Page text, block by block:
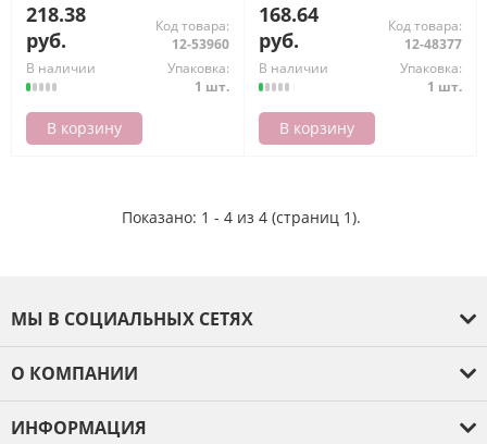
218.38
руб.
Код товара:
12-53960
В наличии
Упаковка:
1 шт.
В корзину
168.64
руб.
Код товара:
12-48377
В наличии
Упаковка:
1 шт.
В корзину
Показано: 1 - 4 из 4 (страниц 1).
МЫ В СОЦИАЛЬНЫХ СЕТЯХ
О КОМПАНИИ
ИНФОРМАЦИЯ